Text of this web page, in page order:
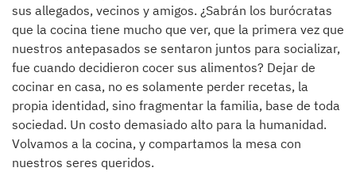
sus allegados, vecinos y amigos. ¿Sabrán los burócratas
que la cocina tiene mucho que ver, que la primera vez que
nuestros antepasados se sentaron juntos para socializar,
fue cuando decidieron cocer sus alimentos? Dejar de
cocinar en casa, no es solamente perder recetas, la
propia identidad, sino fragmentar la familia, base de toda
sociedad. Un costo demasiado alto para la humanidad.
Volvamos a la cocina, y compartamos la mesa con
nuestros seres queridos.